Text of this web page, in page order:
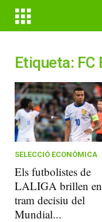
Etiqueta: FC
SELECCIÓ ECONÒMICA
Els futbolistes de
LALIGA brillen
tram decisiu del
Mundial...